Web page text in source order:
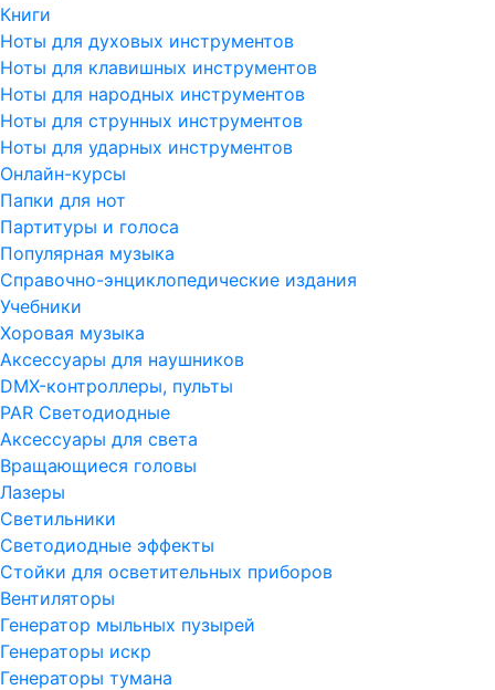
Книги
Ноты для духовых инструментов
Ноты для клавишных инструментов
Ноты для народных инструментов
Ноты для струнных инструментов
Ноты для ударных инструментов
Онлайн-курсы
Папки для нот
Партитуры и голоса
Популярная музыка
Справочно-энциклопедические издания
Учебники
Хоровая музыка
Аксессуары для наушников
DMX-контроллеры, пульты
PAR Светодиодные
Аксессуары для света
Вращающиеся головы
Лазеры
Светильники
Светодиодные эффекты
Стойки для осветительных приборов
Вентиляторы
Генератор мыльных пузырей
Генераторы искр
Генераторы тумана